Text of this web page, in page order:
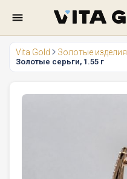
Vita Gold Золотые изделия
Золотые серьги, 1.55 г